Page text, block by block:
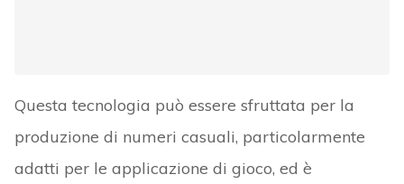
Questa tecnologia può essere sfruttata per la
produzione di numeri casuali, particolarmente
adatti per le applicazione di gioco, ed è